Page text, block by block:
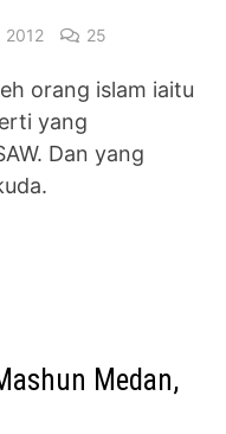
2012 25
orang islam iaitu
yang
Dan yang
Medan,